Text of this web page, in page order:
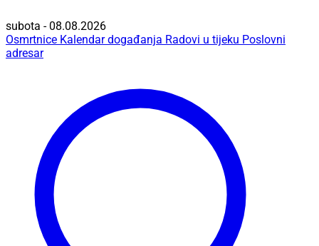
subota - 08.08.2026
Osmrtnice Kalendar događanja Radovi u tijeku Poslovni
adresar